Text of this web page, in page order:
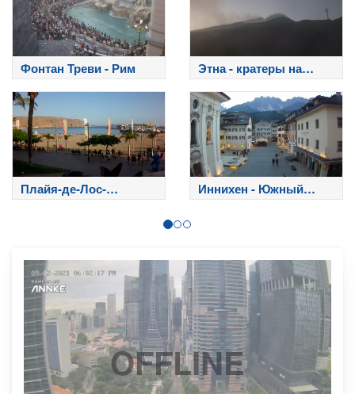
Фонтан Треви - Рим
Этна - кратеры на
вершине
Плайя-де-Лос-
Кристианос - Тенерифе
Иннихен - Южный
Тироль
OFFLINE